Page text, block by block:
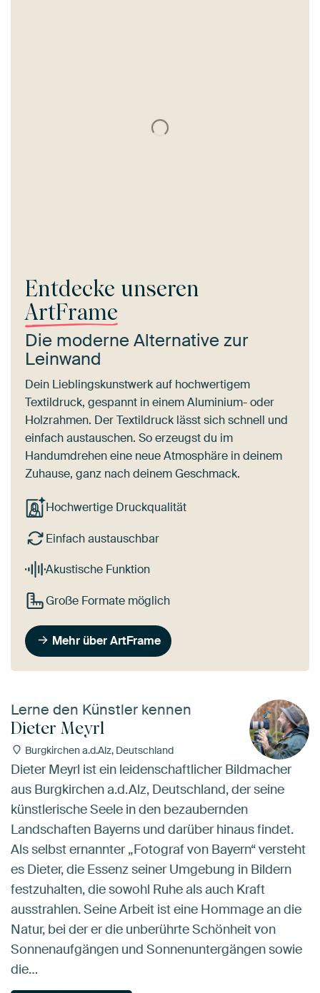
Entdecke unseren
ArtFrame
Die moderne Alternative zur
Leinwand
Dein Lieblingskunstwerk auf hochwertigem
Textildruck, gespannt in einem Aluminium- oder
Holzrahmen. Der Textildruck lässt sich schnell und
einfach austauschen. So erzeugst du im
Handumdrehen eine neue Atmosphäre in deinem
Zuhause, ganz nach deinem Geschmack.
Hochwertige Druckqualität
Einfach austauschbar
Akustische Funktion
Große Formate möglich
Mehr über ArtFrame
Lerne den Künstler kennen
Dieter Meyrl
Burgkirchen a.d.Alz, Deutschland
Dieter Meyrl ist ein leidenschaftlicher Bildmacher
aus Burgkirchen a.d.Alz, Deutschland, der seine
künstlerische Seele in den bezaubernden
Landschaften Bayerns und darüber hinaus findet.
Als selbst ernannter „Fotograf von Bayern“ versteht
es Dieter, die Essenz seiner Umgebung in Bildern
festzuhalten, die sowohl Ruhe als auch Kraft
ausstrahlen. Seine Arbeit ist eine Hommage an die
Natur, bei der er die unberührte Schönheit von
Sonnenaufgängen und Sonnenuntergängen sowie
die…